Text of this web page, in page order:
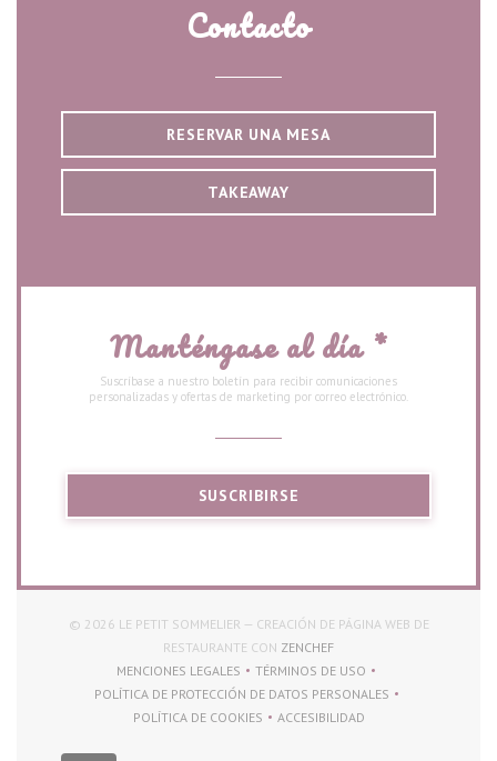
Contacto
RESERVAR UNA MESA
TAKEAWAY
Manténgase al día *
Suscríbase a nuestro boletín para recibir comunicaciones
personalizadas y ofertas de marketing por correo electrónico.
SUSCRIBIRSE
© 2026 LE PETIT SOMMELIER — CREACIÓN DE PÁGINA WEB DE
RESTAURANTE CON ZENCHEF((ABRE EN UNA NUEVA
MENCIONES LEGALES
((ABRE EN UNA NUEVA VENTANA))
TÉRMINOS DE USO
((ABRE EN UNA NUEVA
POLÍTICA DE PROTECCIÓN DE DATOS PERSONALES
((ABRE EN UNA NUEVA VENTANA))
POLÍTICA DE COOKIES
((ABRE EN UNA NUEVA VENTANA))
ACCESIBILIDAD
((ABRE EN UNA NUEVA